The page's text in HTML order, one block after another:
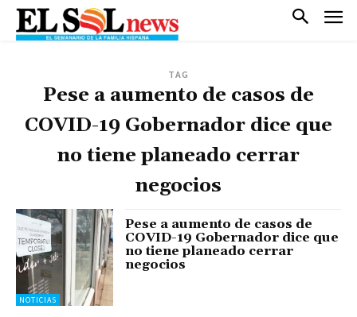
TAG
Pese a aumento de casos de
COVID-19 Gobernador dice que
no tiene planeado cerrar
negocios
NOTICIAS
Pese a aumento de casos de
COVID-19 Gobernador dice que
no tiene planeado cerrar
negocios